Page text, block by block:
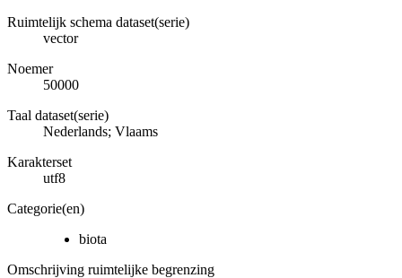
Ruimtelijk schema dataset(serie)
vector
Noemer
50000
Taal dataset(serie)
Nederlands; Vlaams
Karakterset
utf8
Categorie(en)
biota
Omschrijving ruimtelijke begrenzing